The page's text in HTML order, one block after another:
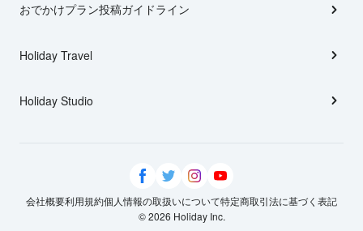
おでかけプラン投稿ガイドライン
Holiday Travel
Holiday Studio
会社概要利用規約個人情報の取扱いについて特定商取引法に基づく表記
© 2026 Holiday Inc.